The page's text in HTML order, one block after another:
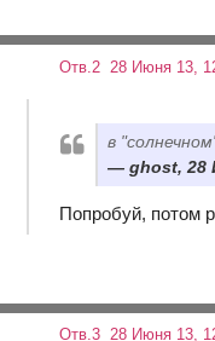
Отв.2 28 Июня 13,
в
ghost, 28
Попробуй, потом
Отв.3 28 Июня 13,